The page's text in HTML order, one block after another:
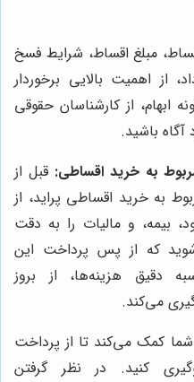
مبلغ اقساط، شرایط فسخ
از اهمیت بالایی برخوردار
از کارشناسان حقوقی
باشید.
به خرید اقساطی: قبل از
به خرید اقساطی پراید، از
بیمه، و مالیات را به دقت
که از پس پرداخت این
دقیق هزینه‌ها، از بروز
می‌کند.
کمک می‌کند تا از پرداخت
کنید. در نظر گرفتن